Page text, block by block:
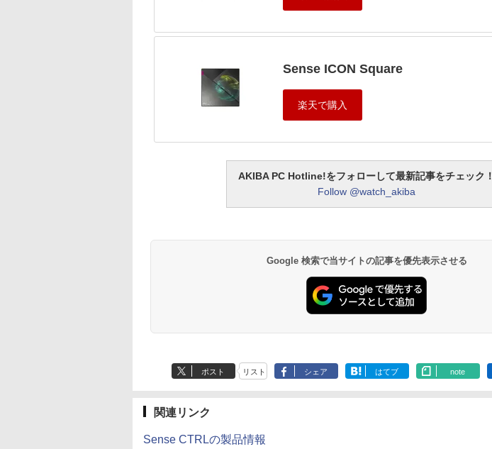
Sense ICON Square
AKIBA PC Hotline!をフォローして最新記事をチェック！
Follow @watch_akiba
Google 検索で当サイトの記事を優先表示させる
ポスト リスト シェア はてブ note
関連リンク
Sense CTRLの製品情報